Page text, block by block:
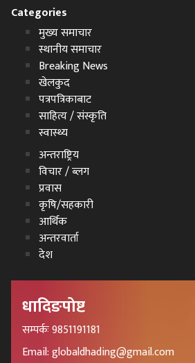
Categories
मुख्य समाचार
स्थानीय समाचार
Breaking News
खेलकुद
पत्रपत्रिकाबाट
साहित्य / संस्कृति
स्वास्थ्य
अन्तराष्ट्रिय
विचार / ब्लग
प्रवास
कृषि/सहकारी
आर्थिक
अन्तरवार्ता
देश
धादिङपोष्ट
सम्पर्कः 9851191181
Email: globaldhading@gmail.com